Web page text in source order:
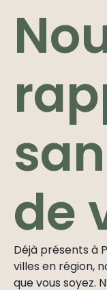
de
Déjà présents à
villes en région,
que vous soyez.